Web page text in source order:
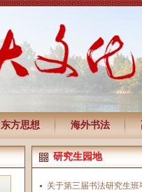
东方思想 海外书法
研究生园地
关于第三届书法研究生班